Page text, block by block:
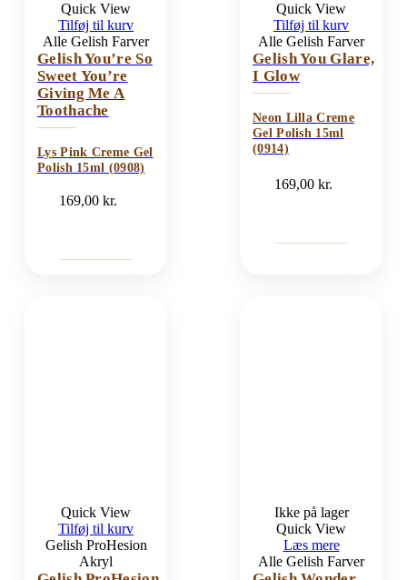
Quick View
Tilføj til kurv
Alle Gelish Farver
Gelish You’re So
Sweet You’re
Giving Me A
Toothache
Lys Pink Creme Gel
Polish 15ml (0908)
169,00kr.
Quick View
Tilføj til kurv
Alle Gelish Farver
Gelish You Glare,
I Glow
Neon Lilla Creme
Gel Polish 15ml
(0914)
169,00kr.
Quick View
Tilføj til kurv
Gelish ProHesion
Akryl
Ikke på lager
Quick View
Læs mere
Alle Gelish Farver